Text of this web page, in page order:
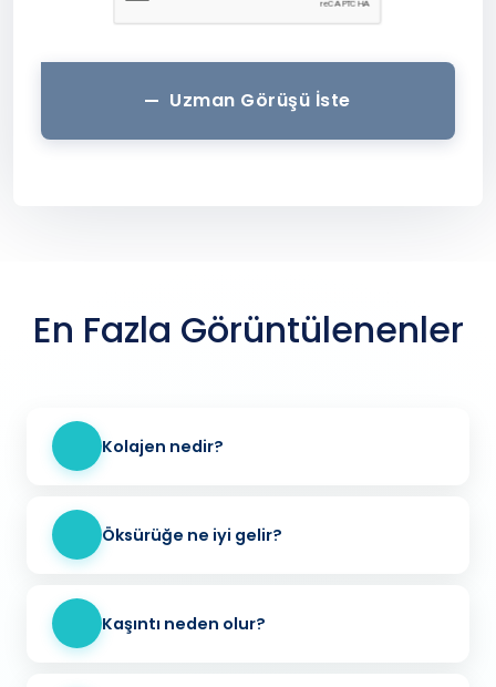
Uzman Görüşü İste
En Fazla Görüntülenenler
Kolajen nedir?
Öksürüğe ne iyi gelir?
Kaşıntı neden olur?